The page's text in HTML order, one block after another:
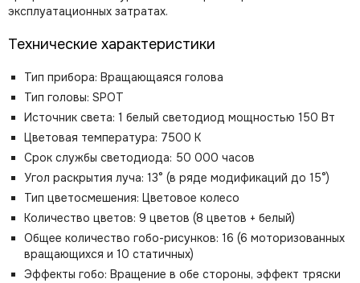
эксплуатационных затратах.
Технические характеристики
Тип прибора: Вращающаяся голова
Тип головы: SPOT
Источник света: 1 белый светодиод мощностью 150 Вт
Цветовая температура: 7500 К
Срок службы светодиода: 50 000 часов
Угол раскрытия луча: 13° (в ряде модификаций до 15°)
Тип цветосмешения: Цветовое колесо
Количество цветов: 9 цветов (8 цветов + белый)
Общее количество гобо-рисунков: 16 (6 моторизованных
вращающихся и 10 статичных)
Эффекты гобо: Вращение в обе стороны, эффект тряски